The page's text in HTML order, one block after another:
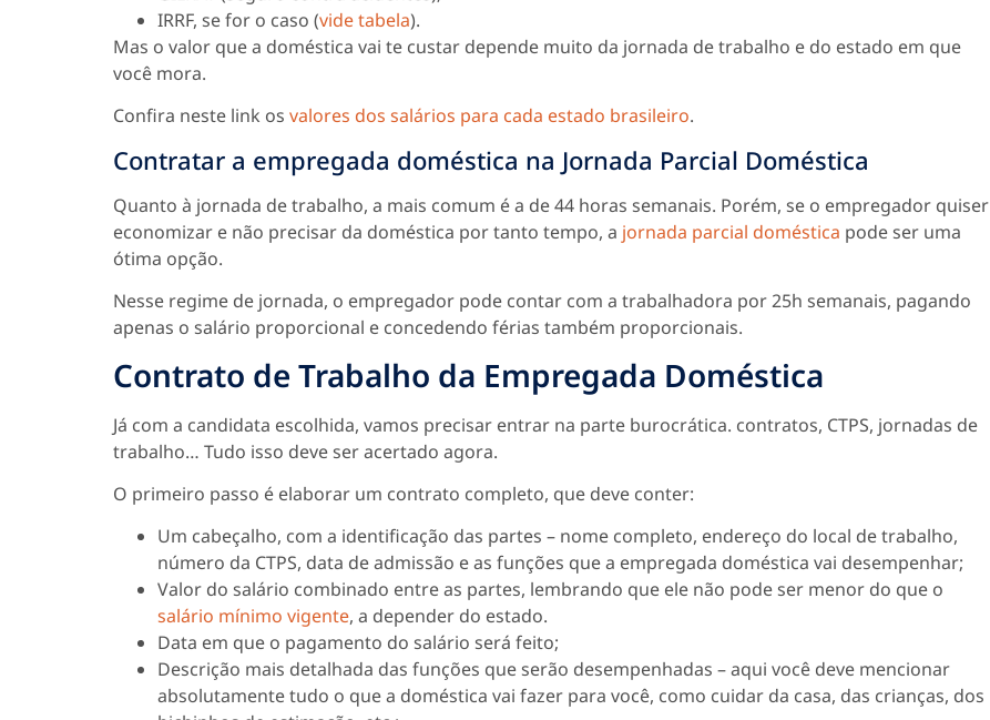
IRRF, se for o caso (vide tabela).
Mas o valor que a doméstica vai te custar depende muito da jornada de trabalho e do estado em que
você mora.
Confira neste link os valores dos salários para cada estado brasileiro.
Contratar a empregada doméstica na Jornada Parcial Doméstica
Quanto à jornada de trabalho, a mais comum é a de 44 horas semanais. Porém, se o empregador quiser
economizar e não precisar da doméstica por tanto tempo, a jornada parcial doméstica pode ser uma
ótima opção.
Nesse regime de jornada, o empregador pode contar com a trabalhadora por 25h semanais, pagando
apenas o salário proporcional e concedendo férias também proporcionais.
Contrato de Trabalho da Empregada Doméstica
Já com a candidata escolhida, vamos precisar entrar na parte burocrática. contratos, CTPS, jornadas de
trabalho… Tudo isso deve ser acertado agora.
O primeiro passo é elaborar um contrato completo, que deve conter:
Um cabeçalho, com a identificação das partes – nome completo, endereço do local de trabalho,
número da CTPS, data de admissão e as funções que a empregada doméstica vai desempenhar;
Valor do salário combinado entre as partes, lembrando que ele não pode ser menor do que o
salário mínimo vigente, a depender do estado.
Data em que o pagamento do salário será feito;
Descrição mais detalhada das funções que serão desempenhadas – aqui você deve mencionar
absolutamente tudo o que a doméstica vai fazer para você, como cuidar da casa, das crianças, dos